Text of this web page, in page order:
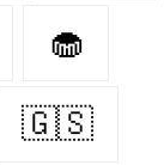
🧁
🇬🇸